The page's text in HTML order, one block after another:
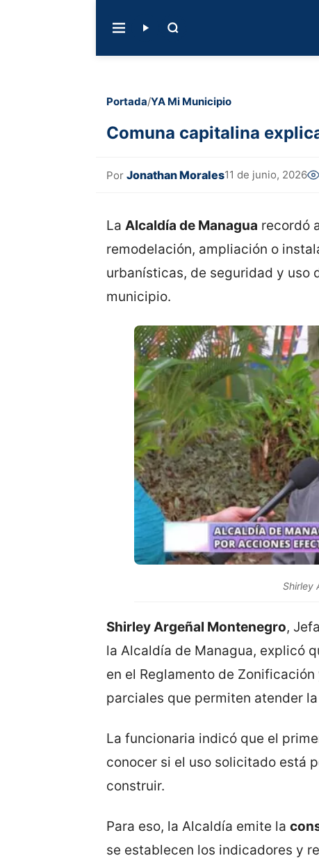
Portada/YA Mi Municipio
Comuna capitalina
Por Jonathan Morales11 de junio, 2026
La Alcaldía de Managua recordó
remodelación, ampliación o
urbanísticas, de seguridad y uso
municipio.
Shirley
Shirley Argeñal Montenegro,
la Alcaldía de Managua, explicó
en el Reglamento de
parciales que permiten atender
La funcionaria indicó que el
conocer si el uso solicitado está
construir.
Para eso, la Alcaldía emite la
se establecen los indicadores y